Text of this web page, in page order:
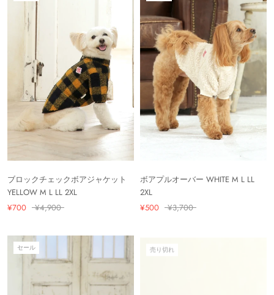
ブロックチェックボアジャケット
YELLOW M L LL 2XL
¥700
¥4,900
ボアプルオーバー WHITE M L LL
2XL
¥500
¥3,700
セール 売り切れ